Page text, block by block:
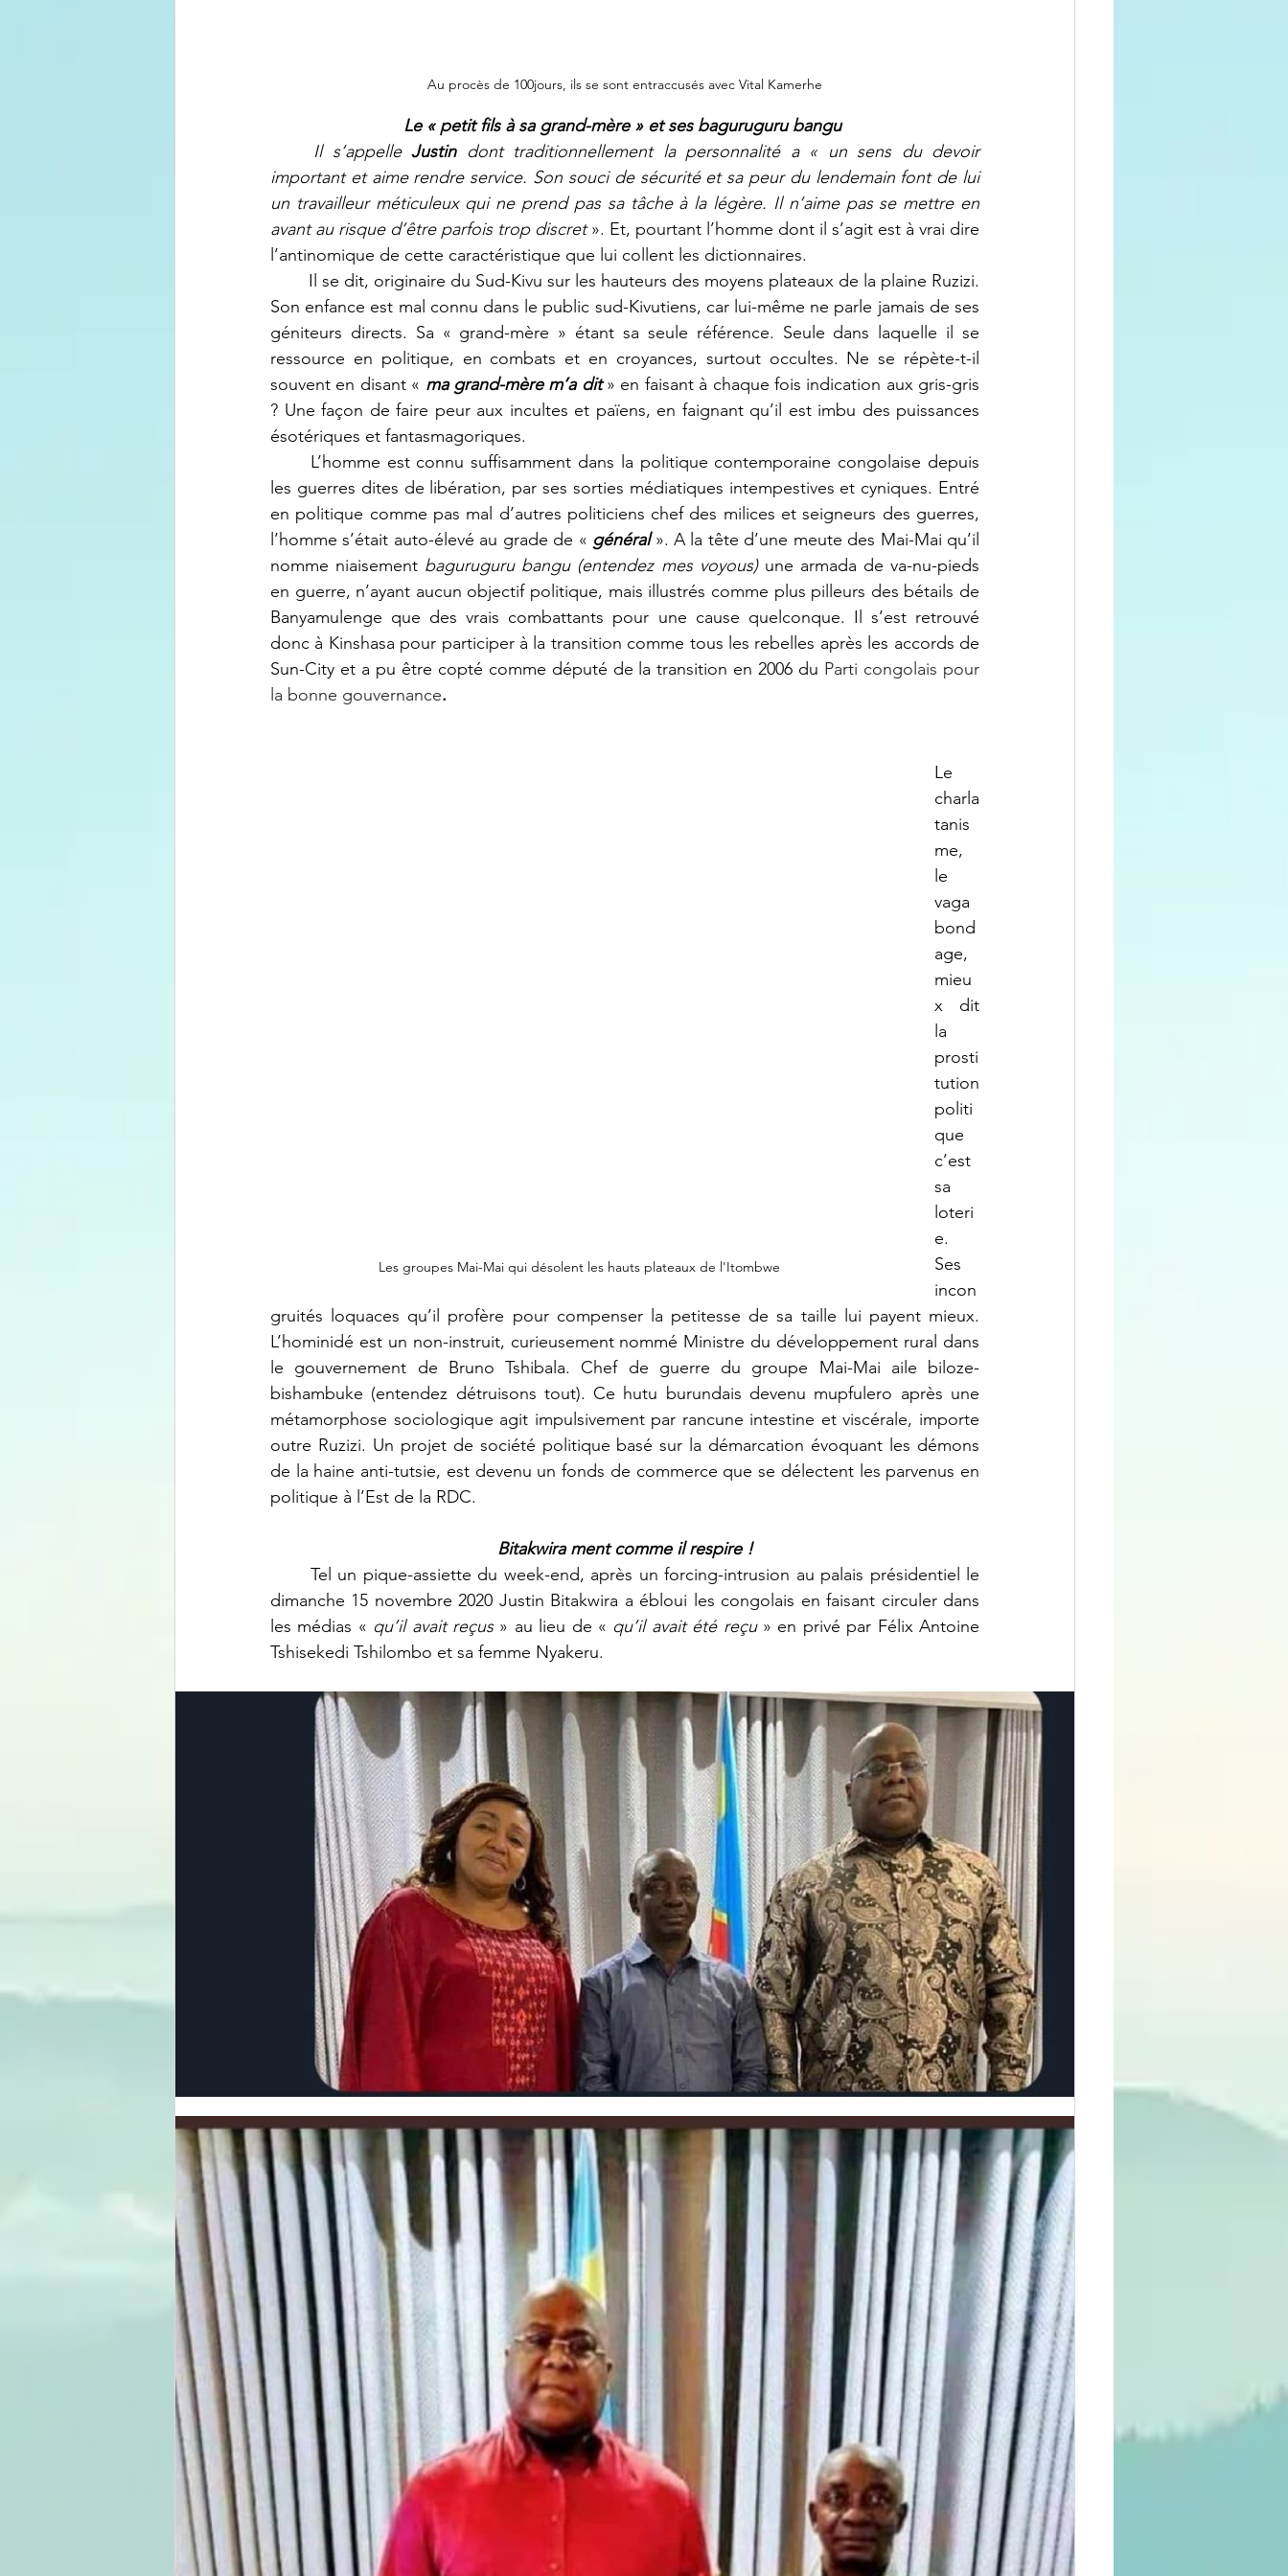
Au procès de 100jours, ils se sont entraccusés avec Vital Kamerhe
Le « petit fils à sa grand-mère » et ses baguruguru bangu
Il s’appelle Justin dont traditionnellement la personnalité a « un sens du devoir
important et aime rendre service. Son souci de sécurité et sa peur du lendemain font de lui
un travailleur méticuleux qui ne prend pas sa tâche à la légère. Il n’aime pas se mettre en
avant au risque d’être parfois trop discret ». Et, pourtant l’homme dont il s’agit est à vrai dire
l’antinomique de cette caractéristique que lui collent les dictionnaires.
Son enfance est mal connu dans le public sud-Kivutiens, car lui-même ne parle jamais de ses
géniteurs directs. Sa « grand-mère » étant sa seule référence. Seule dans laquelle il se
ressource en politique, en combats et en croyances, surtout occultes. Ne se répète-t-il
souvent en disant « ma grand-mère m’a dit » en faisant à chaque fois indication aux gris-gris
? Une façon de faire peur aux incultes et païens, en faignant qu’il est imbu des puissances
ésotériques et fantasmagoriques.
les guerres dites de libération, par ses sorties médiatiques intempestives et cyniques. Entré
en politique comme pas mal d’autres politiciens chef des milices et seigneurs des guerres,
l’homme s’était auto-élevé au grade de « général ». A la tête d’une meute des Mai-Mai qu’il
nomme niaisement baguruguru bangu (entendez mes voyous) une armada de va-nu-pieds
en guerre, n’ayant aucun objectif politique, mais illustrés comme plus pilleurs des bétails de
Banyamulenge que des vrais combattants pour une cause quelconque. Il s’est retrouvé
donc à Kinshasa pour participer à la transition comme tous les rebelles après les accords de
Sun-City et a pu être copté comme député de la transition en 2006 du Parti congolais pour
la bonne gouvernance.
Les groupes Mai-Mai qui désolent les hauts plateaux de l'Itombwe
Le
charla
tanis
me,
le
vaga
bond
age,
mieu
x dit
la
prosti
tution
politi
que
c’est
sa
loteri
e.
Ses
incon
gruités loquaces qu’il profère pour compenser la petitesse de sa taille lui payent mieux.
L’hominidé est un non-instruit, curieusement nommé Ministre du développement rural dans
le gouvernement de Bruno Tshibala. Chef de guerre du groupe Mai-Mai aile biloze-
bishambuke (entendez détruisons tout). Ce hutu burundais devenu mupfulero après une
métamorphose sociologique agit impulsivement par rancune intestine et viscérale, importe
outre Ruzizi. Un projet de société politique basé sur la démarcation évoquant les démons
de la haine anti-tutsie, est devenu un fonds de commerce que se délectent les parvenus en
politique à l’Est de la RDC.
Bitakwira ment comme il respire !
dimanche 15 novembre 2020 Justin Bitakwira a ébloui les congolais en faisant circuler dans
les médias « qu’il avait reçus » au lieu de « qu’il avait été reçu » en privé par Félix Antoine
Tshisekedi Tshilombo et sa femme Nyakeru.